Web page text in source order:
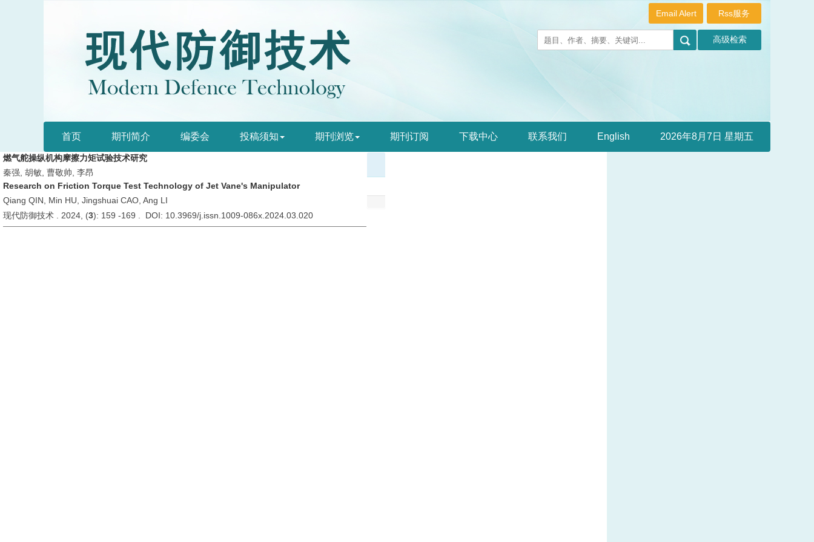
Rss服务
Email Alert
首页 期刊简介 编委会 投稿须知 期刊浏览 期刊订阅 下载中心 联系我们 English 2026年8月7日 星期五
燃气舵操纵机构摩擦力矩试验技术研究
秦强, 胡敏, 曹敬帅, 李昂
Research on Friction Torque Test Technology of Jet Vane's Manipulator
Qiang QIN, Min HU, Jingshuai CAO, Ang LI
现代防御技术 . 2024, (3): 159 -169 . DOI: 10.3969/j.issn.1009-086x.2024.03.020